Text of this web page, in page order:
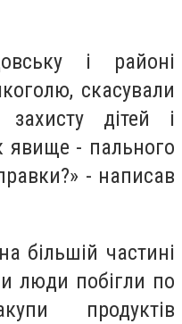
і районі
скасували
дітей і
явище - пального
- написав
більшій частині
люди побігли по
продуктів